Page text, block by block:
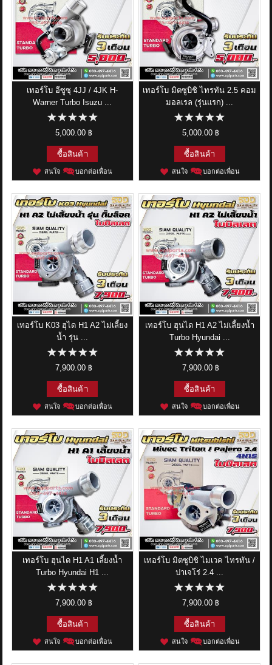
เทอร์โบ อีซูซุ 4JJ / 4JK H-
Warner Turbo Isuzu ...
5,000.00 ฿
ซื้อสินค้า
สนใจ บอกต่อเพื่อน
เทอร์โบ มิตซูบิชิ ไทรทัน 2.5 คอม
มอลเรล (รุ่นแรก) ...
5,000.00 ฿
ซื้อสินค้า
สนใจ บอกต่อเพื่อน
เทอร์โบ K03 ฮุได H1 A2 ไม่เลี้ยง
น้ำ รุ่น ...
7,900.00 ฿
ซื้อสินค้า
สนใจ บอกต่อเพื่อน
เทอร์โบ ฮุนได H1 A2 ไม่เลี้ยงน้ำ
Turbo Hyundai ...
7,900.00 ฿
ซื้อสินค้า
สนใจ บอกต่อเพื่อน
เทอร์โบ ฮุนได H1 A1 เลี้ยงน้ำ
Turbo Hyundai H1 ...
7,900.00 ฿
ซื้อสินค้า
สนใจ บอกต่อเพื่อน
เทอร์โบ มิตซูบิชิ ไมเวค ไทรทัน /
ปาเจโร่ 2.4 ...
7,900.00 ฿
ซื้อสินค้า
สนใจ บอกต่อเพื่อน